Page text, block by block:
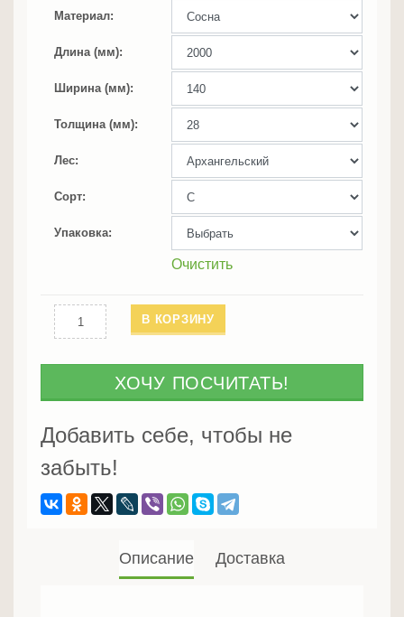
Материал
Длина (мм)
Ширина (мм)
Толщина (мм)
Лес
Сорт
Упаковка
Очистить
Количество
Блок
28х140х(2000-
6000)
Сорт
С
В КОРЗИНУ
ХОЧУ ПОСЧИТАТЬ!
Добавить себе, чтобы не
забыть!
Описание Доставка